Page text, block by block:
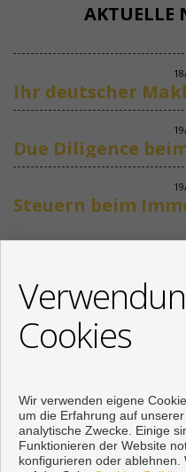
AKTUELLE
+34
Von Montag bis
Cookies
Wir verwenden eigene
um die Erfahrung auf
analytische Zwecke. Einige
Funktionieren der Website
konfigurieren oder